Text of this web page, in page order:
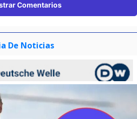
Comentarios
De Noticias